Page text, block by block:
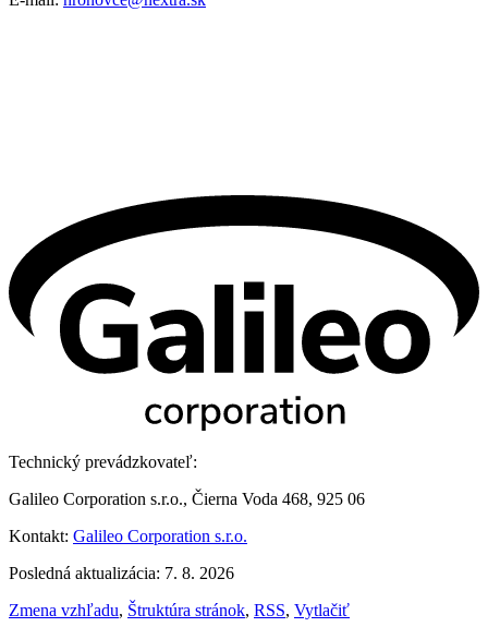
Technický prevádzkovateľ:
Galileo Corporation s.r.o., Čierna Voda 468, 925 06
Kontakt: Galileo Corporation s.r.o.
Posledná aktualizácia: 7. 8. 2026
Zmena vzhľadu, Štruktúra stránok, RSS, Vytlačiť